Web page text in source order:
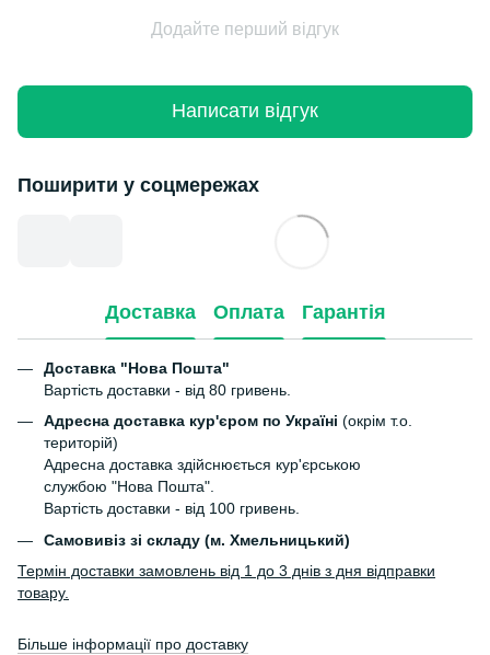
Додайте перший відгук
Написати відгук
Поширити у соцмережах
Доставка Оплата Гарантія
Доставка "Нова Пошта"
Вартість доставки - від 80 гривень.
Адресна доставка кур'єром по Україні (окрім т.о.
територій)
Адресна доставка здійснюється кур'єрською
службою "Нова Пошта".
Вартість доставки - від 100 гривень.
Самовивіз зі складу (м. Хмельницький)
Термін доставки замовлень від 1 до 3 днів з дня відправки
товару.
Більше інформації про доставку